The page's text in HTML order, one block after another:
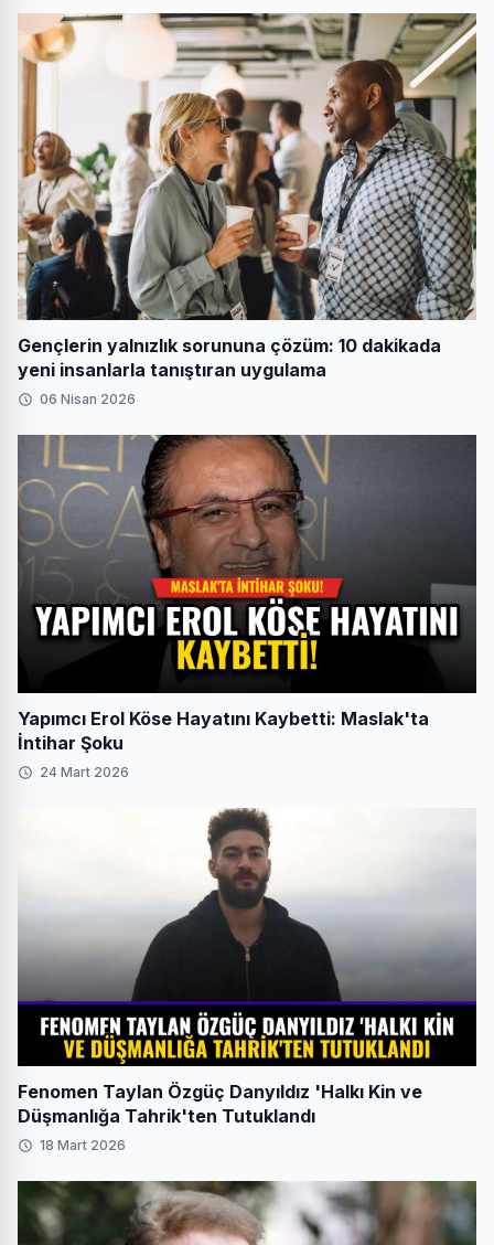
Gençlerin yalnızlık sorununa çözüm: 10 dakikada
yeni insanlarla tanıştıran uygulama
06 Nisan 2026
Yapımcı Erol Köse Hayatını Kaybetti: Maslak'ta
İntihar Şoku
24 Mart 2026
Fenomen Taylan Özgüç Danyıldız 'Halkı Kin ve
Düşmanlığa Tahrik'ten Tutuklandı
18 Mart 2026